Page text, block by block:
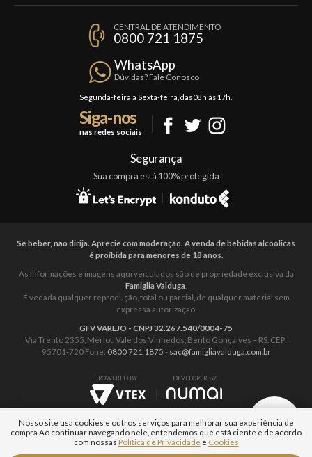
Política de Privacidade
Trocas e Devoluções
Formas de Pagamento
CENTRAL DE ATENDIMENTO
0800 721 1875
WhatsApp
Dúvidas? Fale Conosco
Segunda-feira a Sexta-feira, das 08h às 17h.
Siga-nos
nas redes sociais
Segurança
Sua compra está 100% protegida
Se beber, não dirija. Aprecie com moderação. A venda de bebidas alcoólicas
é proíbida para menores de 18 anos.
As informações e imagens aqui veiculados são de propriedade exclusiva da
Famiglia Valduga
É vedada qualquer reprodução, total ou parcial, de qualquer material sem
expressa autorização.
GFV VAREJO - CNPJ 32.267.540/0004-75
Via Trento 2355, Merlot, Vale dos Vinhedos, Bento Gonçalves – RS. CEP:
95701-720 Fone: 0800 721 1875 - sac@famigliavalduga.com.br
POWERED BY DEVELOPER BY
Nosso site usa cookies e outros serviços para melhorar sua experiência de
compra. Ao continuar navegando nele, entendemos que está ciente e de acordo
com nossas Política de Privacidade e Cookies